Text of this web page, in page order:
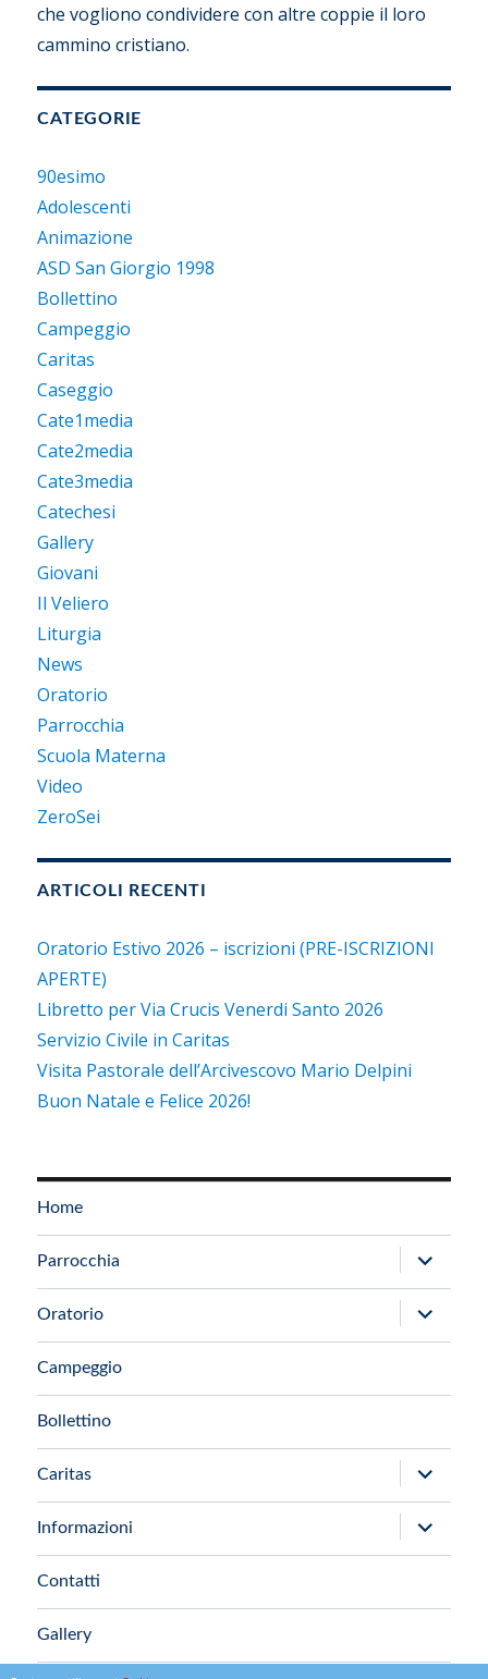
che vogliono condividere con altre coppie il loro
cammino cristiano.
CATEGORIE
90esimo
Adolescenti
Animazione
ASD San Giorgio 1998
Bollettino
Campeggio
Caritas
Caseggio
Cate1media
Cate2media
Cate3media
Catechesi
Gallery
Giovani
Il Veliero
Liturgia
News
Oratorio
Parrocchia
Scuola Materna
Video
ZeroSei
ARTICOLI RECENTI
Oratorio Estivo 2026 – iscrizioni (PRE-ISCRIZIONI
APERTE)
Libretto per Via Crucis Venerdi Santo 2026
Servizio Civile in Caritas
Visita Pastorale dell’Arcivescovo Mario Delpini
Buon Natale e Felice 2026!
Home
Parrocchia
apri
i
menu
Oratorio
apri
i
Campeggio
Bollettino
Caritas
apri
i
menu
Informazioni
apri
i
Contatti
Gallery